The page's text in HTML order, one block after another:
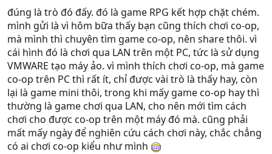
đúng là trò đó đấy. đó là game RPG kết hợp chặt chém.
mình gửi là vì hôm bữa thấy bạn cũng thích chơi co-op,
mà mình thì chuyên tìm game co-op, nên share thôi. vì
cái hình đó là chơi qua LAN trên một PC, tức là sử dụng
VMWARE tạo máy ảo. vì mình thích chơi co-op, mà game
co-op trên PC thì rất ít, chỉ được vài trò là thấy hay, còn
lại là game mini thôi, trong khi mấy game co-op hay thì
thường là game chơi qua LAN, cho nên mới tìm cách
chơi cho được co-op trên một máy đó mà. cũng phải
mất mấy ngày để nghiên cứu cách chơi này, chắc chẳng
có ai chơi co-op kiểu như mình